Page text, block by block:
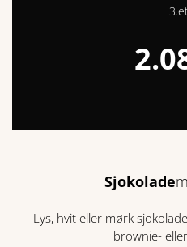
Sjokolade
Lys, hvit eller mørk
brownie-